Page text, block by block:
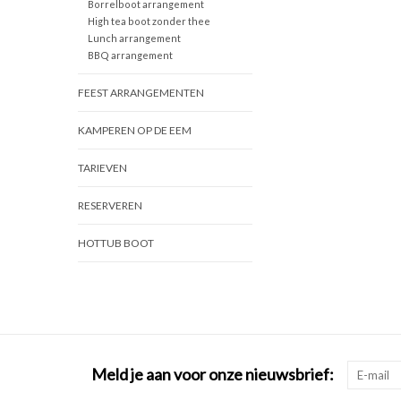
Borrelboot arrangement
High tea boot zonder thee
Lunch arrangement
BBQ arrangement
FEEST ARRANGEMENTEN
KAMPEREN OP DE EEM
TARIEVEN
RESERVEREN
HOTTUB BOOT
Meld je aan voor onze nieuwsbrief: